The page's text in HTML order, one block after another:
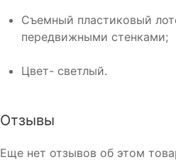
Съемный пластиковый
передвижными стенками;
Цвет- светлый.
Отзывы
Еще нет отзывов об этом